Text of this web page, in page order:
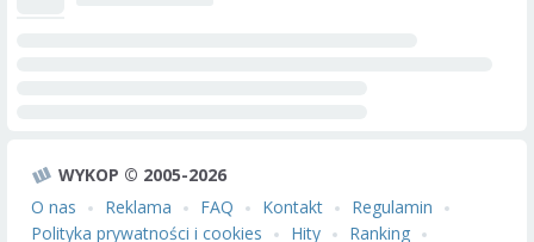
WYKOP © 2005-2026
O nas
Reklama FAQ Kontakt
Regulamin
Polityka prywatności i cookies
Hity Ranking